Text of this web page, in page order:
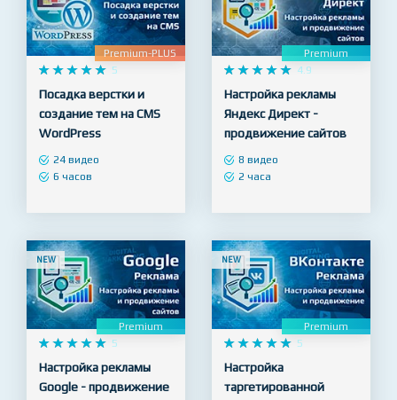
NEW
Premium-PLUS
    
     5
создание тем на CMS
WordPress
NEW
    
     4.9
Настройка рекламы
Яндекс Директ -
продвижение сайтов
NEW
Premium
    
     5
NEW
    
     5